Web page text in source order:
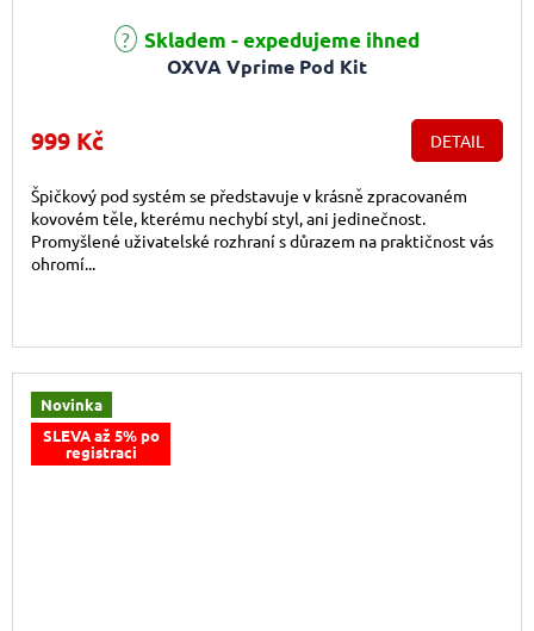
OXVA Vprime Pod Kit
Průměrné hodnocení produktu je 4,2 z 5 hvězdiček.
Skladem - expedujeme ihned
999 Kč DETAIL
Špičkový pod systém se představuje v krásně zpracovaném
kovovém těle, kterému nechybí styl, ani jedinečnost.
Promyšlené uživatelské rozhraní s důrazem na praktičnost vás
ohromí...
Novinka
SLEVA až 5% po
registraci